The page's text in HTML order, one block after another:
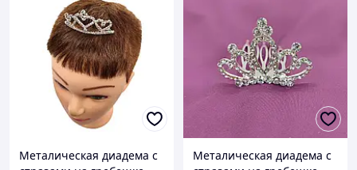
Металическая диадема с
Металическая диадема с